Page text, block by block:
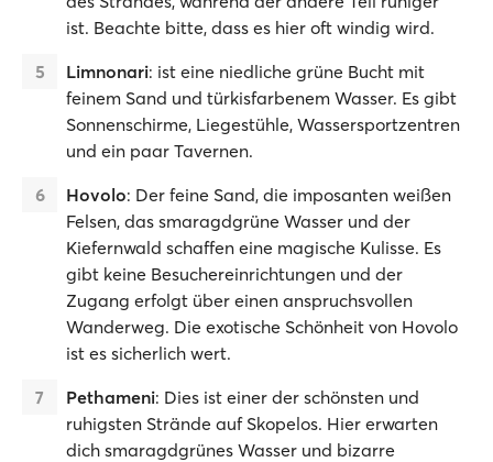
ist. Beachte bitte, dass es hier oft windig wird.
Limnonari: ist eine niedliche grüne Bucht mit
feinem Sand und türkisfarbenem Wasser. Es gibt
Sonnenschirme, Liegestühle, Wassersportzentren
und ein paar Tavernen.
Hovolo: Der feine Sand, die imposanten weißen
Felsen, das smaragdgrüne Wasser und der
Kiefernwald schaffen eine magische Kulisse. Es
gibt keine Besuchereinrichtungen und der
Zugang erfolgt über einen anspruchsvollen
Wanderweg. Die exotische Schönheit von Hovolo
ist es sicherlich wert.
Pethameni: Dies ist einer der schönsten und
ruhigsten Strände auf Skopelos. Hier erwarten
dich smaragdgrünes Wasser und bizarre